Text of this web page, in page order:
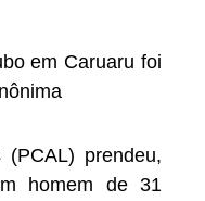
em Caruaru foi
prendeu,
homem de 31